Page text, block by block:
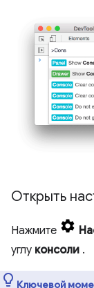
Открыть
Нажмите
углу консоли .
Ключевой